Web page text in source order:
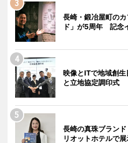
長崎・鍛冶屋町の
ド」が5周年 記念
映像とITで地域創
と立地協定調印式
長崎の真珠ブラン
リオットホテルで